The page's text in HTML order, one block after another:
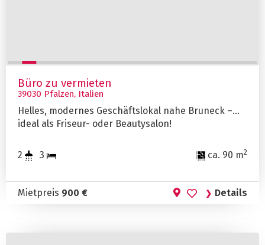
Büro zu vermieten
39030 Pfalzen, Italien
Helles, modernes Geschäftslokal nahe Bruneck –
ideal als Friseur- oder Beautysalon!
ca. 90 m2
2 3
Mietpreis 900 € Details